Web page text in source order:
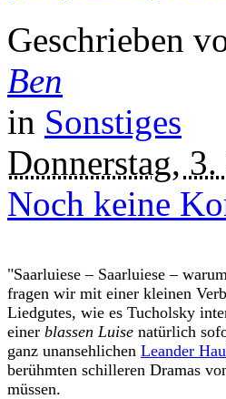
Geschrieben
Ben
in Sonstiges
Donnerstag,
Noch keine
"Saarluiese – Saarluiese –
fragen wir mit einer kleinen
Liedgutes, wie es Tucholsky
einer blassen Luise natürlich
ganz unansehlichen Leander
berühmten schilleren Dramas
müssen.